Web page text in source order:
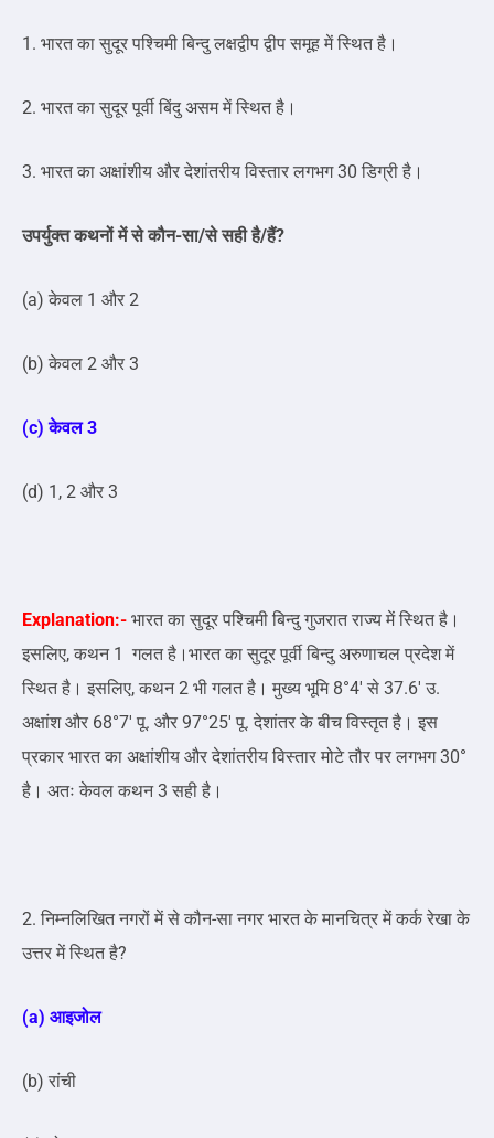
1. भारत का सुदूर पश्चिमी बिन्दु लक्षद्वीप द्वीप समूह में स्थित है।
2. भारत का सुदूर पूर्वी बिंदु असम में स्थित है।
3. भारत का अक्षांशीय और देशांतरीय विस्तार लगभग 30 डिग्री है।
उपर्युक्त कथनों में से कौन-सा/से सही है/हैं?
(a) केवल 1 और 2
(b) केवल 2 और 3
(c) केवल 3
(d) 1, 2 और 3
Explanation:- भारत का सुदूर पश्चिमी बिन्दु गुजरात राज्य में स्थित है।
इसलिए, कथन 1 गलत है।भारत का सुदूर पूर्वी बिन्दु अरुणाचल प्रदेश में
स्थित है। इसलिए, कथन 2 भी गलत है। मुख्य भूमि 8°4′ से 37.6′ उ.
अक्षांश और 68°7′ पू. और 97°25′ पू. देशांतर के बीच विस्तृत है। इस
प्रकार भारत का अक्षांशीय और देशांतरीय विस्तार मोटे तौर पर लगभग 30°
है। अतः केवल कथन 3 सही है।
2. निम्नलिखित नगरों में से कौन-सा नगर भारत के मानचित्र में कर्क रेखा के
उत्तर में स्थित है?
(a) आइजोल
(b) रांची